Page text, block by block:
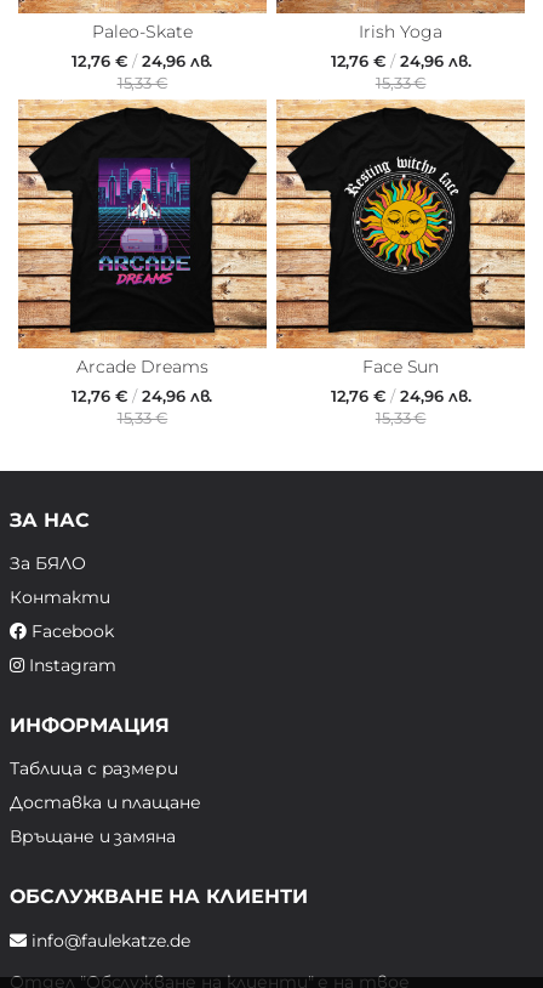
Paleo-Skate
12,76 € /24,96 лв.
15,33 €
Irish Yoga
12,76 €/24,96 лв.
15,33 €
Arcade Dreams
12,76 € /24,96 лв.
15,33 €
Face Sun
12,76 €/24,96 лв.
15,33 €
ЗА НАС
За БЯЛО
Контакти
Facebook
Instagram
ИНФОРМАЦИЯ
Таблица с размери
Доставка и плащане
Връщане и замяна
ОБСЛУЖВАНЕ НА КЛИЕНТИ
info@faulekatze.de
Отдел "Обслужване на клиенти" е на твое